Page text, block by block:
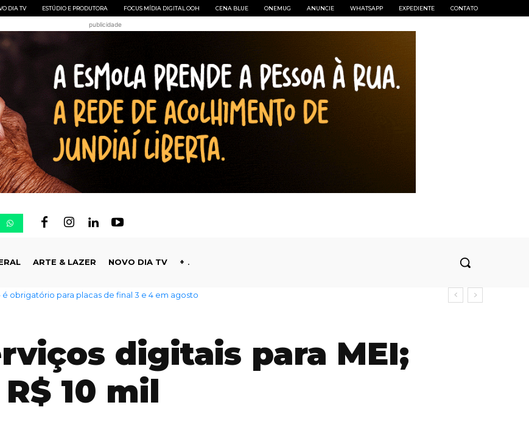
DIA TV ESTÚDIO E PRODUTORA FOCUS MÍDIA DIGITAL OOH CENA BLUE ONEMUG ANUNCIE WHATSAPP EXPEDIENTE CONTATO
publicidade
ARTE & LAZER NOVO DIA TV +
famílias sobe para 82%, mas inadimplência cai
digitais para MEI;
10 mil